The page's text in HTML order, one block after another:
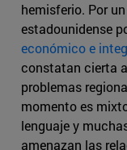
hemisferio. Por
estadounidense
económico e
constatan cierta
problemas
momento es
lenguaje y
amenazan las